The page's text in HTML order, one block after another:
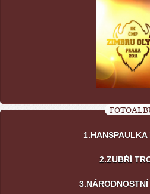
1.HANSPAULKA
2.ZUBŘÍ
3.NÁRODNOSTNÍ